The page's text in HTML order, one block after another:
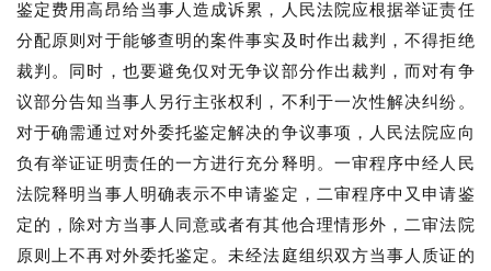
鉴定费用高昂给当事人造成诉累，人民法院应根据举证责任
分配原则对于能够查明的案件事实及时作出裁判，不得拒绝
裁判。同时，也要避免仅对无争议部分作出裁判，而对有争
议部分告知当事人另行主张权利，不利于一次性解决纠纷。
对于确需通过对外委托鉴定解决的争议事项，人民法院应向
负有举证证明责任的一方进行充分释明。一审程序中经人民
法院释明当事人明确表示不申请鉴定，二审程序中又申请鉴
定的，除对方当事人同意或者有其他合理情形外，二审法院
原则上不再对外委托鉴定。未经法庭组织双方当事人质证的